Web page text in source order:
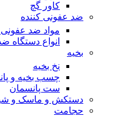
کاور گچ
ضد عفونی کننده
مواد ضد عفونی
انواع دستگاه
بخیه
نخ بخیه
چسب بخیه و
ست پانسمان
دستکش و ماسک و
حجامت